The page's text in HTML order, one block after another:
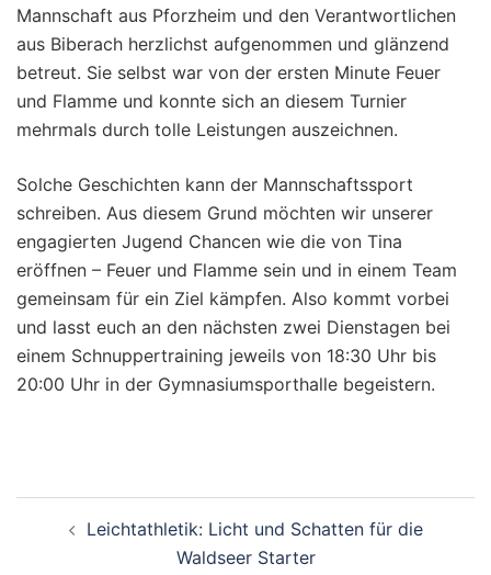
Mannschaft aus Pforzheim und den Verantwortlichen
aus Biberach herzlichst aufgenommen und glänzend
betreut. Sie selbst war von der ersten Minute Feuer
und Flamme und konnte sich an diesem Turnier
mehrmals durch tolle Leistungen auszeichnen.
Solche Geschichten kann der Mannschaftssport
schreiben. Aus diesem Grund möchten wir unserer
engagierten Jugend Chancen wie die von Tina
eröffnen – Feuer und Flamme sein und in einem Team
gemeinsam für ein Ziel kämpfen. Also kommt vorbei
und lasst euch an den nächsten zwei Dienstagen bei
einem Schnuppertraining jeweils von 18:30 Uhr bis
20:00 Uhr in der Gymnasiumsporthalle begeistern.
Leichtathletik: Licht und Schatten für die
Waldseer Starter